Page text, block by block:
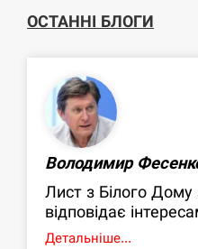
ОСТАННІ БЛОГИ
Володимир
Лист з Білого
відповідає
Детальніше...